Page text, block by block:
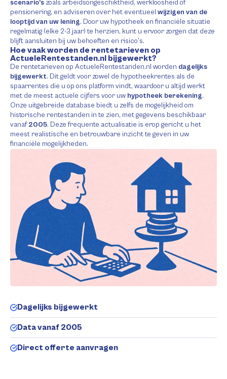
scenario’s zoals arbeidsongeschiktheid, werkloosheid of
pensionering, en adviseren over het eventueel wijzigen van de
looptijd van uw lening. Door uw hypotheek en financiële situatie
regelmatig (elke 2-3 jaar) te herzien, kunt u ervoor zorgen dat deze
blijft aansluiten bij uw behoeften en risico’s.
Hoe vaak worden de rentetarieven op
ActueleRentestanden.nl bijgewerkt?
De rentetarieven op ActueleRentestanden.nl worden dagelijks
bijgewerkt. Dit geldt voor zowel de hypotheekrentes als de
spaarrentes die u op ons platform vindt, waardoor u altijd werkt
met de meest actuele cijfers voor uw hypotheek berekening.
Onze uitgebreide database biedt u zelfs de mogelijkheid om
historische rentestanden in te zien, met gegevens beschikbaar
vanaf2005. Deze frequente actualisatie is erop gericht u het
meest realistische en betrouwbare inzicht te geven in uw
financiële mogelijkheden.
Dagelijks bijgewerkt
Data vanaf 2005
Direct offerte aanvragen